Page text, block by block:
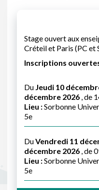
Stage ouvert aux
Créteil et Paris (PC et
Inscriptions
Du Jeudi 10
décembre 2026 , de
Lieu :Sorbonne
5e
DuVendredi 11
décembre 2026 , de
Lieu :Sorbonne
5e